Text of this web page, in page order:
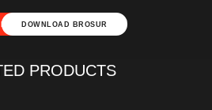
DOWNLOAD BROSUR
PRODUCTS